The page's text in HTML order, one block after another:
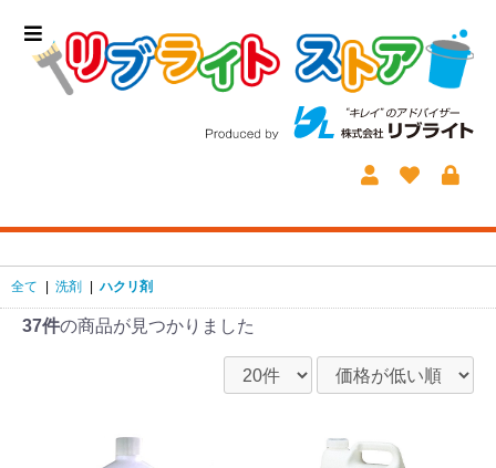
全て 洗剤 ハクリ剤
37件の商品が見つかりました